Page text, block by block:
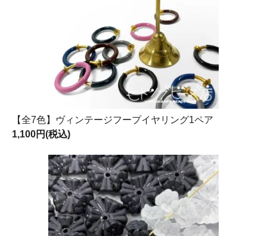
【全7色】ヴィンテージフープイヤリング1ペア
1,100円(税込)